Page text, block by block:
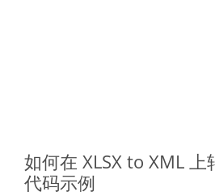
如何在 XLSX to XML 上
代码示例